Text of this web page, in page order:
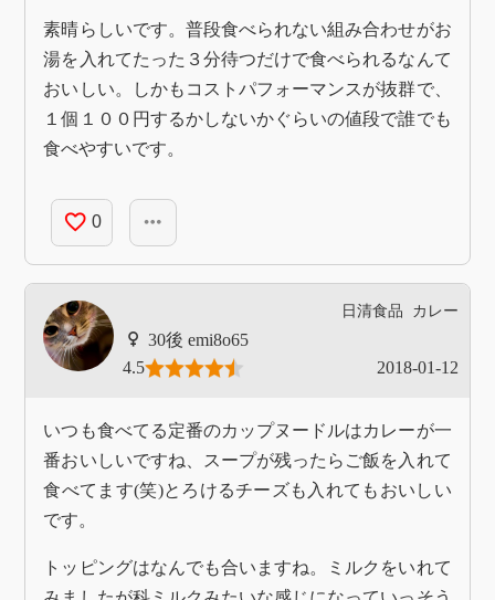
素晴らしいです。普段食べられない組み合わせがお
湯を入れてたった３分待つだけで食べられるなんて
おいしい。しかもコストパフォーマンスが抜群で、
１個１００円するかしないかぐらいの値段で誰でも
食べやすいです。
favorite_border 0 more_horiz
日清食品 カレー
emi8o65
4.5
2018-01-12
いつも食べてる定番のカップヌードルはカレーが一
番おいしいですね、スープが残ったらご飯を入れて
食べてます(笑)とろけるチーズも入れてもおいしい
です。
トッピングはなんでも合いますね。ミルクをいれて